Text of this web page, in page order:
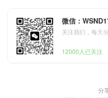
微信：
关注我们，每天
12000人已关注
分